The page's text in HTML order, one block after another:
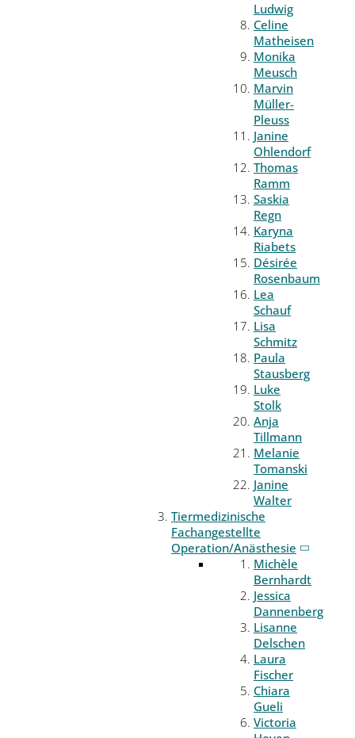
Ludwig
Celine
Matheisen
Monika
Meusch
Marvin
Müller-
Pleuss
Janine
Ohlendorf
Thomas
Ramm
Saskia
Regn
Karyna
Riabets
Désirée
Rosenbaum
Lea
Schauf
Lisa
Schmitz
Paula
Stausberg
Luke
Stolk
Anja
Tillmann
Melanie
Tomanski
Janine
Walter
Tiermedizinische
Fachangestellte
Operation/Anästhesie
Michèle
Bernhardt
Jessica
Dannenberg
Lisanne
Delschen
Laura
Fischer
Chiara
Gueli
Victoria